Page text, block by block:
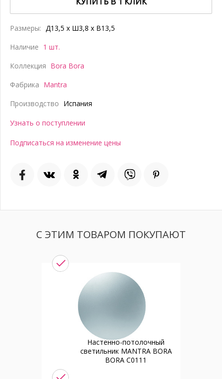
Размеры: Д13,5 x Ш3,8 x В13,5
Наличие 1 шт.
Коллекция Bora Bora
Фабрика Mantra
Производство Испания
Узнать о поступлении
Подписаться на изменение цены
С ЭТИМ ТОВАРОМ ПОКУПАЮТ
Настенно-потолочный
светильник MANTRA BORA
BORA C0111